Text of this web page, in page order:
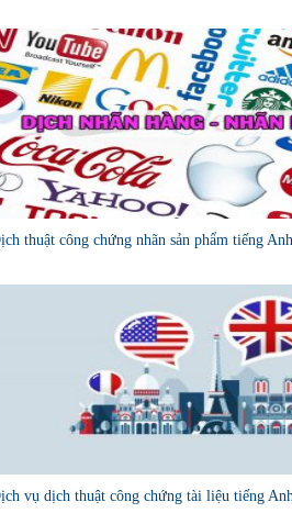
thuật công chứng nhãn sản phẩm tiếng
vụ dịch thuật công chứng tài liệu tiếng